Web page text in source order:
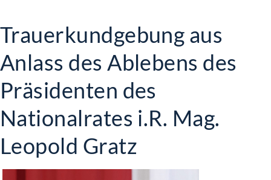
Trauerkundgebung aus
Anlass des Ablebens des
Präsidenten des
Nationalrates i.R. Mag.
Leopold Gratz